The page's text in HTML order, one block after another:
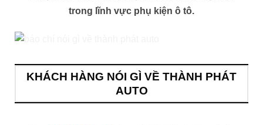
trong lĩnh vực phụ kiện ô tô.
KHÁCH HÀNG NÓI GÌ VỀ THÀNH PHÁT
AUTO